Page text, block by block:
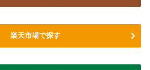
楽天市場で探す